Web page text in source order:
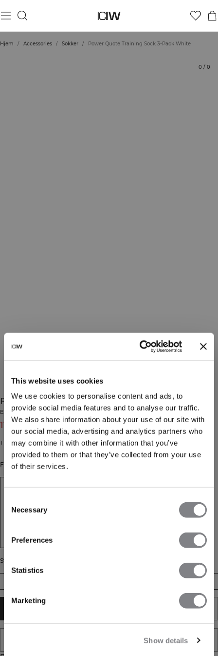
This website uses cookies
We use cookies to personalise content and ads, to
provide social media features and to analyse our traffic.
We also share information about your use of our site with
our social media, advertising and analytics partners who
may combine it with other information that you’ve
provided to them or that they’ve collected from your use
of their services.
Selection
Necessary
Preferences
Statistics
Marketing
Show details
Hjem / Accessories / Sokker / Power Quote Training Sock 3-Pack White
0 / 0
Power Quote Training Sock 3-Pack White
Essential Collection
119 DKK149 DKK(-20%)
Træningssokker i bomuldsblanding med motiverende citater. 3-pak.
Farve: White
Størrelse
42/44
TILFØJ TIL ØNSKESKYEN